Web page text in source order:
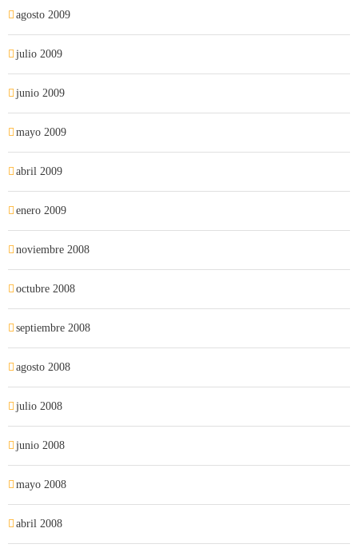
agosto 2009
julio 2009
junio 2009
mayo 2009
abril 2009
enero 2009
noviembre 2008
octubre 2008
septiembre 2008
agosto 2008
julio 2008
junio 2008
mayo 2008
abril 2008